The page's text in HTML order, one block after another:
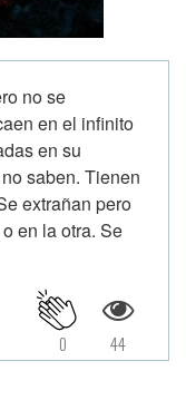
no se
en el infinito
en su
saben. Tienen
extrañan pero
en la otra. Se
44
0